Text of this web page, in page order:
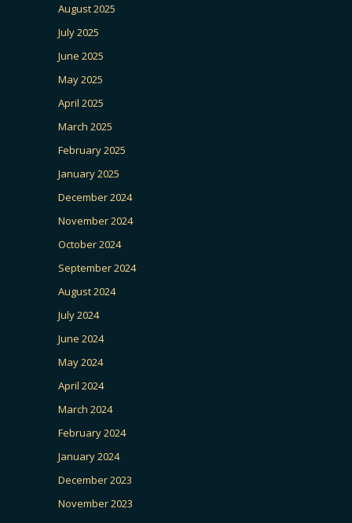
August 2025
July 2025
June 2025
May 2025
April 2025
March 2025
February 2025
January 2025
December 2024
November 2024
October 2024
September 2024
August 2024
July 2024
June 2024
May 2024
April 2024
March 2024
February 2024
January 2024
December 2023
November 2023